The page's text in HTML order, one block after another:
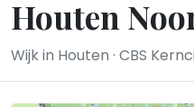
Houten
Wijk in Houten · CBS